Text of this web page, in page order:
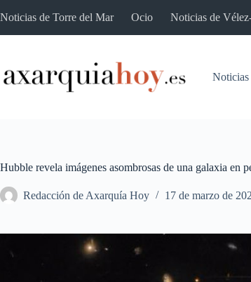
al
Noticias de Torre del Mar Ocio Noticias de
Noticias
Hubble revela imágenes asombrosas de una galaxia en
Redacción de Axarquía Hoy 17 de marzo de